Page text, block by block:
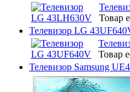
Товар
Телевизор LG
Товар
Телевизор Samsung